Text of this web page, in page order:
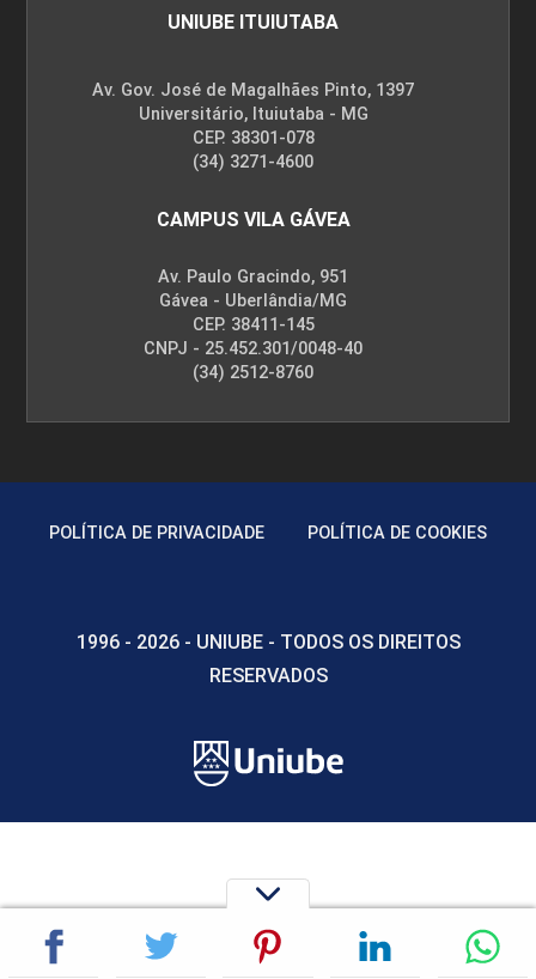
UNIUBE ITUIUTABA
Av. Gov. José de Magalhães Pinto, 1397
Universitário, Ituiutaba - MG
CEP. 38301-078
(34) 3271-4600
CAMPUS VILA GÁVEA
Av. Paulo Gracindo, 951
Gávea - Uberlândia/MG
CEP. 38411-145
CNPJ - 25.452.301/0048-40
(34) 2512-8760
POLÍTICA DE PRIVACIDADE POLÍTICA DE COOKIES
1996 - 2026 - UNIUBE - TODOS OS DIREITOS
RESERVADOS
Configurações de cookies